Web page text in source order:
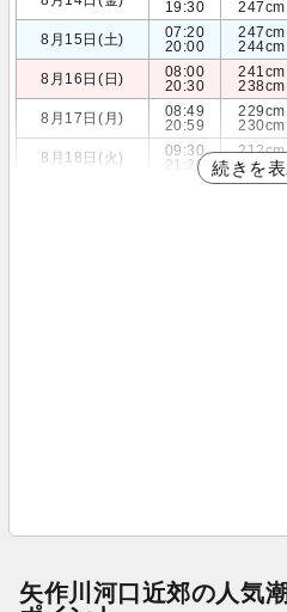
19:30
247cm
8月15日(土)
07:20
20:00
247cm
244cm
8月16日(日)
08:00
20:30
241cm
238cm
8月17日(月)
08:49
20:59
229cm
230cm
8月18日(火)
09:30
21:20
212cm
219cm
続きを
矢作川河口近郊の人気